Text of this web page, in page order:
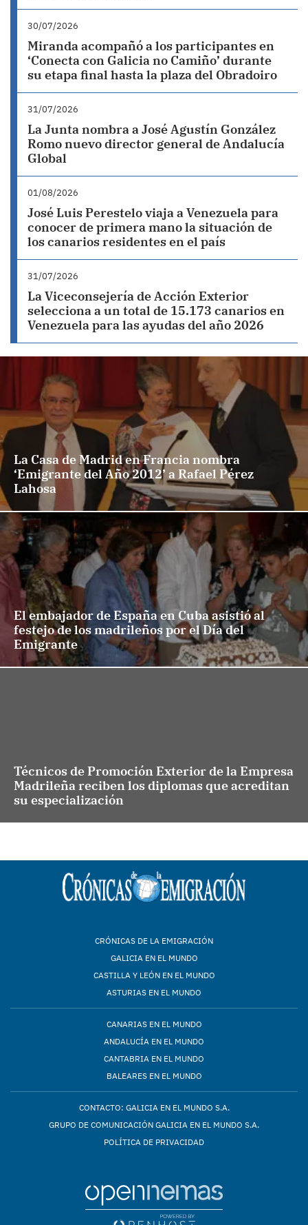
30/07/2026
Miranda acompañó a los participantes en
‘Conecta con Galicia no Camiño’ durante
su etapa final hasta la plaza del Obradoiro
31/07/2026
La Junta nombra a José Agustín González
Romo nuevo director general de Andalucía
Global
01/08/2026
José Luis Perestelo viaja a Venezuela para
conocer de primera mano la situación de
los canarios residentes en el país
31/07/2026
La Viceconsejería de Acción Exterior
selecciona a un total de 15.173 canarios en
Venezuela para las ayudas del año 2026
La Casa de Madrid en Francia nombra
‘Emigrante del Año 2012’ a Rafael Pérez
Lahosa
El embajador de España en Cuba asistió al
festejo de los madrileños por el Día del
Emigrante
Técnicos de Promoción Exterior de la Empresa
Madrileña reciben los diplomas que acreditan
su especialización
CRÓNICAS DE LA EMIGRACIÓN
GALICIA EN EL MUNDO
CASTILLA Y LEÓN EN EL MUNDO
ASTURIAS EN EL MUNDO
CANARIAS EN EL MUNDO
ANDALUCÍA EN EL MUNDO
CANTABRIA EN EL MUNDO
BALEARES EN EL MUNDO
CONTACTO: GALICIA EN EL MUNDO S.A.
GRUPO DE COMUNICACIÓN GALICIA EN EL MUNDO S.A.
POLÍTICA DE PRIVACIDAD